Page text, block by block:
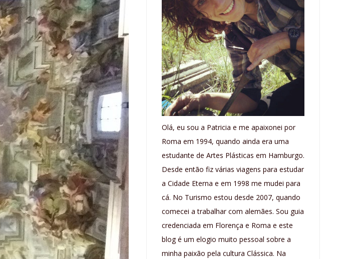
Olá, eu sou a Patricia e me apaixonei por
Roma em 1994, quando ainda era uma
estudante de Artes Plásticas em Hamburgo.
Desde então fiz várias viagens para estudar
a Cidade Eterna e em 1998 me mudei para
cá. No Turismo estou desde 2007, quando
comecei a trabalhar com alemães. Sou guia
credenciada em Florença e Roma e este
blog é um elogio muito pessoal sobre a
minha paixão pela cultura Clássica. Na